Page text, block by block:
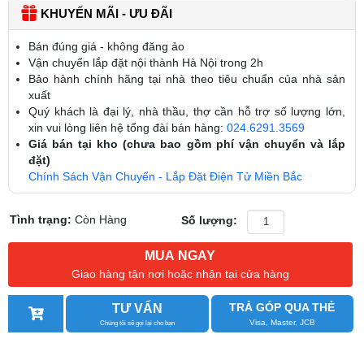
KHUYẾN MÃI - ƯU ĐÃI
Bán đúng giá - không đăng ảo
Vận chuyển lắp đặt nội thành Hà Nội trong 2h
Bảo hành chính hãng tại nhà theo tiêu chuẩn của nhà sản
xuất
Quý khách là đại lý, nhà thầu, thợ cần hỗ trợ số lượng lớn,
xin vui lòng liên hệ tổng đài bán hàng: 024.6291.3569
Giá bán tại kho (chưa bao gồm phí vận chuyển và lắp
đặt)
Chính Sách Vận Chuyển - Lắp Đặt Điện Tử Miền Bắc
Tình trạng:Còn Hàng Số lượng:
MUA NGAY
Giao hàng tận nơi hoặc nhận tại cửa hàng
TƯ VẤN
Chúng tôi sẽ gọi lại cho bạn
TRẢ GÓP QUA THẺ
Visa, Master, JCB